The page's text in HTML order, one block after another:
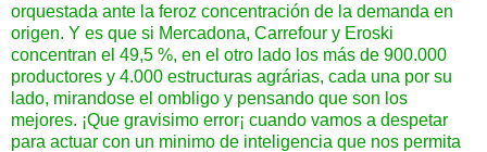
orquestada ante la feroz concentración de la demanda en
origen. Y es que si Mercadona, Carrefour y Eroski
concentran el 49,5 %, en el otro lado los más de 900.000
productores y 4.000 estructuras agrárias, cada una por su
lado, mirandose el ombligo y pensando que son los
mejores. ¡Que gravisimo error¡ cuando vamos a despetar
para actuar con un minimo de inteligencia que nos permita